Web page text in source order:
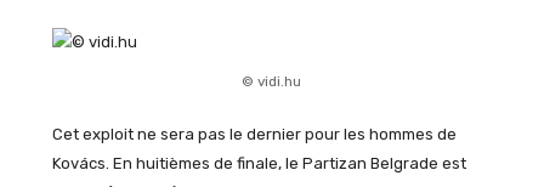
© vidi.hu
Cet exploit ne sera pas le dernier pour les hommes de
Kovács. En huitièmes de finale, le Partizan Belgrade est